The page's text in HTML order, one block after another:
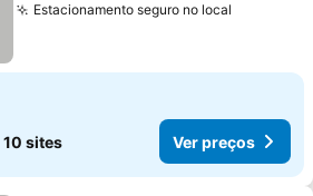
Estacionamento seguro no local
10 sites Ver preços